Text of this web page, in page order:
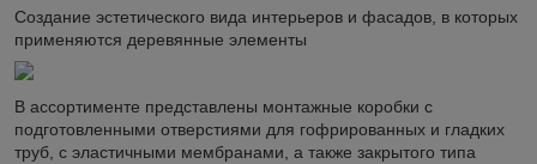
Создание эстетического вида интерьеров и фасадов, в которых
применяются деревянные элементы
В ассортименте представлены монтажные коробки с
подготовленными отверстиями для гофрированных и гладких
труб, с эластичными мембранами, а также закрытого типа